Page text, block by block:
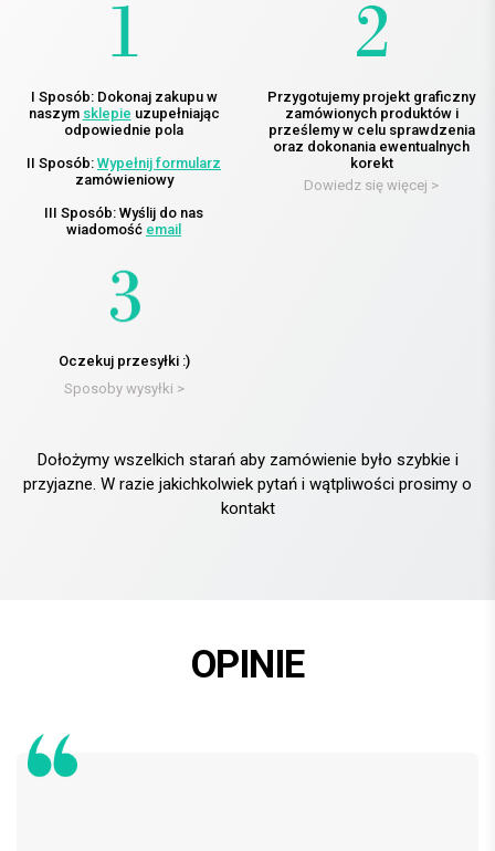
I Sposób: Dokonaj zakupu w
naszym sklepie uzupełniając
odpowiednie pola
II Sposób: Wypełnij formularz
zamówieniowy
III Sposób: Wyślij do nas
wiadomość email
Przygotujemy projekt graficzny
zamówionych produktów i
prześlemy w celu sprawdzenia
oraz dokonania ewentualnych
korekt
Dowiedz się więcej >
Oczekuj przesyłki :)
Sposoby wysyłki >
Dołożymy wszelkich starań aby zamówienie było szybkie i
przyjazne. W razie jakichkolwiek pytań i wątpliwości prosimy o
kontakt
OPINIE